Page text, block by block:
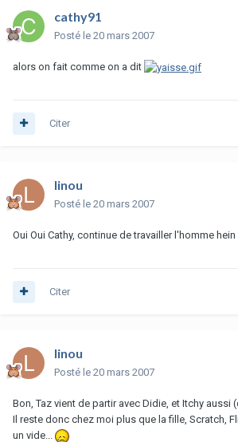
cathy91
Posté le 20 mars 2007
alors on fait comme on a dit
Citer
linou
Posté le 20 mars 2007
Oui Oui Cathy, continue de travailler l'homme hein
Citer
linou
Posté le 20 mars 2007
Bon, Taz vient de partir avec Didie, et Itchy aussi
Il reste donc chez moi plus que la fille, Scratch,
un vide...